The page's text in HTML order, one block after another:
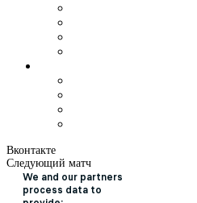
Вконтакте
Следующий матч